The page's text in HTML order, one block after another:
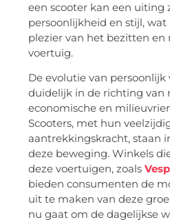
een scooter kan een uiting
persoonlijkheid en stijl,
plezier van het bezitten en
voertuig.
De evolutie van
duidelijk in de richting van
economische en
Scooters, met hun
aantrekkingskracht, staan
deze beweging. Winkels
deze voertuigen, zoals
bieden consumenten de
uit te maken van deze
nu gaat om de dagelijkse